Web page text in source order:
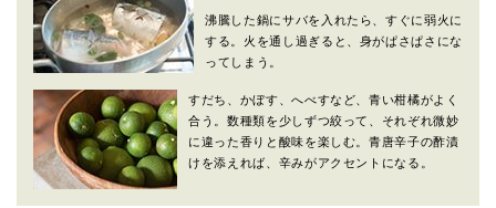
沸騰した鍋にサバを入れたら、すぐに弱火に
する。火を通し過ぎると、身がぱさぱさにな
ってしまう。
すだち、かぼす、へべすなど、青い柑橘がよく
合う。数種類を少しずつ絞って、それぞれ微妙
に違った香りと酸味を楽しむ。青唐辛子の酢漬
けを添えれば、辛みがアクセントになる。